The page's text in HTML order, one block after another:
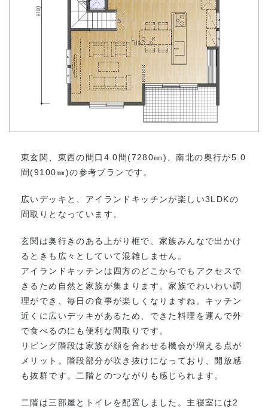
東玄関、東西の間口4.0間(7280㎜)、南北の奥行が5.0
間(9100㎜)の参考プランです。
広いデッキと、アイランドキッチンが楽しい3LDKの
間取りとなっています。
玄関は奥行きのある上がり框で、家族みんなで出かけ
るときも広々としていて混雑しません。
アイランドキッチンは四方のどこからでもアクセスで
きるため自然と家族が集まります。家族でわいわい調
理ができ、毎日の食事が楽しくなりますね。キッチン
近くに広いデッキがあるため、できた料理を運んで外
で食べるのにも便利な間取りです。
リビング階段は家族が顔を合わせる機会が増える点が
メリット。階段部分が吹き抜けになっており、開放感
も抜群です。二階とのつながりも感じられます。
二階は三部屋とトイレを配置しました。主寝室には2